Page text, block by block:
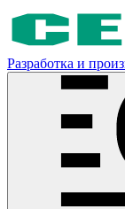
Разработка и